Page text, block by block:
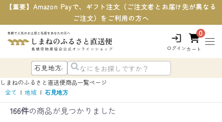
【重要】Amazon Payで、ギフト注文（ご注文者とお届け先が異なる
ご注文）をご利用の方へ
ログイン
0
カート
しまねのふるさと直送便商品一覧ページ
全て | 地域 | 石見地方
166件の商品が見つかりました